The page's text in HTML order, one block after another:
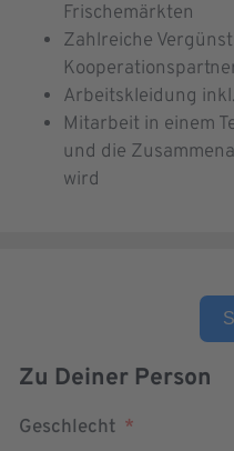
Frischemärkten
Zahlreiche
Arbeitskleidung
Mitarbeit in einem
und die
wird
Zu Deiner Person
Geschlecht